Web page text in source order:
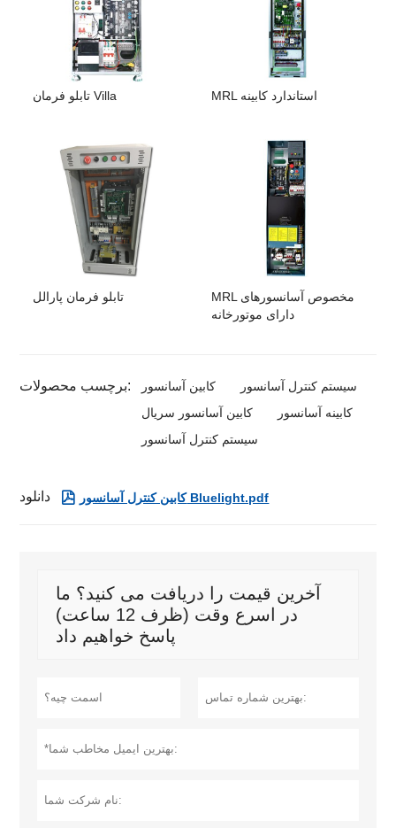
تابلو فرمان Villa MRL استاندارد کابینه
تابلو فرمان پارالل
MRL مخصوص آسانسورهای
دارای موتورخانه
برچسب محصولات: کابین آسانسور
سیستم کنترل آسانسور
کابین آسانسور سریال
کابینه آسانسور
سیستم کنترل آسانسور
دانلود  کابین کنترل آسانسور Bluelight.pdf
آخرین قیمت را دریافت می کنید؟ ما
در اسرع وقت (ظرف 12 ساعت)
پاسخ خواهیم داد